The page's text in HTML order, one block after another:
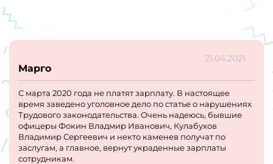
21.04.2021
Марго
С марта 2020 года не платят зарплату. В настоящее
время заведено уголовное дело по статье о нарушениях
Трудового законодательства. Очень надеюсь, бывшие
офицеры Фокин Владмир Иванович, Кулабухов
Владимир Сергеевич и некто каменев получат по
заслугам, а главное, вернут украденные зарплаты
сотрудникам.